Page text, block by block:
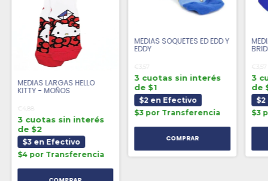
MEDIAS LARGAS HELLO
KITTY - MOÑOS
€4,88
3 cuotas sin interés
de $2
$3 en Efectivo
$4 por Transferencia
MEDIAS SOQUETES ED EDD Y
EDDY
€3,57
3 cuotas sin interés
de $1
$2 en Efectivo
$3 por Transferencia
€3,57
3
de
$3